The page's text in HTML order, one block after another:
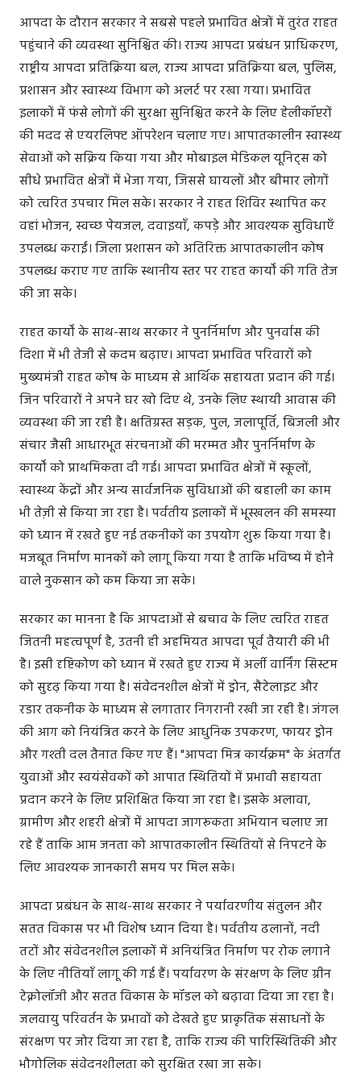
आपदा के दौरान सरकार ने सबसे पहले प्रभावित क्षेत्रों में तुरंत राहत
पहुंचाने की व्यवस्था सुनिश्चित की। राज्य आपदा प्रबंधन प्राधिकरण,
राष्ट्रीय आपदा प्रतिक्रिया बल, राज्य आपदा प्रतिक्रिया बल, पुलिस,
प्रशासन और स्वास्थ्य विभाग को अलर्ट पर रखा गया। प्रभावित
इलाकों में फंसे लोगों की सुरक्षा सुनिश्चित करने के लिए हेलीकॉप्टरों
की मदद से एयरलिफ्ट ऑपरेशन चलाए गए। आपातकालीन स्वास्थ्य
सेवाओं को सक्रिय किया गया और मोबाइल मेडिकल यूनिट्स को
सीधे प्रभावित क्षेत्रों में भेजा गया, जिससे घायलों और बीमार लोगों
को त्वरित उपचार मिल सके। सरकार ने राहत शिविर स्थापित कर
वहां भोजन, स्वच्छ पेयजल, दवाइयाँ, कपड़े और आवश्यक सुविधाएँ
उपलब्ध कराईं। जिला प्रशासन को अतिरिक्त आपातकालीन कोष
उपलब्ध कराए गए ताकि स्थानीय स्तर पर राहत कार्यों की गति तेज
की जा सके।
राहत कार्यों के साथ-साथ सरकार ने पुनर्निर्माण और पुनर्वास की
दिशा में भी तेजी से कदम बढ़ाए। आपदा प्रभावित परिवारों को
मुख्यमंत्री राहत कोष के माध्यम से आर्थिक सहायता प्रदान की गई।
जिन परिवारों ने अपने घर खो दिए थे, उनके लिए स्थायी आवास की
व्यवस्था की जा रही है। क्षतिग्रस्त सड़क, पुल, जलापूर्ति, बिजली और
संचार जैसी आधारभूत संरचनाओं की मरम्मत और पुनर्निर्माण के
कार्यों को प्राथमिकता दी गई। आपदा प्रभावित क्षेत्रों में स्कूलों,
स्वास्थ्य केंद्रों और अन्य सार्वजनिक सुविधाओं की बहाली का काम
भी तेज़ी से किया जा रहा है। पर्वतीय इलाकों में भूस्खलन की समस्या
को ध्यान में रखते हुए नई तकनीकों का उपयोग शुरू किया गया है।
मजबूत निर्माण मानकों को लागू किया गया है ताकि भविष्य में होने
वाले नुकसान को कम किया जा सके।
सरकार का मानना है कि आपदाओं से बचाव के लिए त्वरित राहत
जितनी महत्वपूर्ण है, उतनी ही अहमियत आपदा पूर्व तैयारी की भी
है। इसी दृष्टिकोण को ध्यान में रखते हुए राज्य में अर्ली वार्निंग सिस्टम
को सुदृढ़ किया गया है। संवेदनशील क्षेत्रों में ड्रोन, सैटेलाइट और
रडार तकनीक के माध्यम से लगातार निगरानी रखी जा रही है। जंगल
की आग को नियंत्रित करने के लिए आधुनिक उपकरण, फायर ड्रोन
और गश्ती दल तैनात किए गए हैं। "आपदा मित्र कार्यक्रम" के अंतर्गत
युवाओं और स्वयंसेवकों को आपात स्थितियों में प्रभावी सहायता
प्रदान करने के लिए प्रशिक्षित किया जा रहा है। इसके अलावा,
ग्रामीण और शहरी क्षेत्रों में आपदा जागरूकता अभियान चलाए जा
रहे हैं ताकि आम जनता को आपातकालीन स्थितियों से निपटने के
लिए आवश्यक जानकारी समय पर मिल सके।
आपदा प्रबंधन के साथ-साथ सरकार ने पर्यावरणीय संतुलन और
सतत विकास पर भी विशेष ध्यान दिया है। पर्वतीय ढलानों, नदी
तटों और संवेदनशील इलाकों में अनियंत्रित निर्माण पर रोक लगाने
के लिए नीतियाँ लागू की गई हैं। पर्यावरण के संरक्षण के लिए ग्रीन
टेक्नोलॉजी और सतत विकास के मॉडल को बढ़ावा दिया जा रहा है।
जलवायु परिवर्तन के प्रभावों को देखते हुए प्राकृतिक संसाधनों के
संरक्षण पर जोर दिया जा रहा है, ताकि राज्य की पारिस्थितिकी और
भौगोलिक संवेदनशीलता को सुरक्षित रखा जा सके।